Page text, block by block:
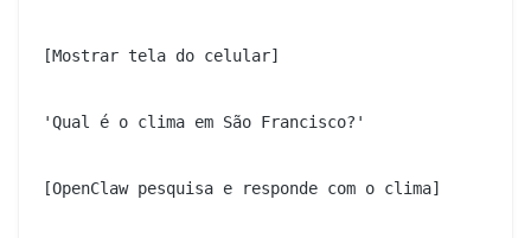
[Mostrar tela do celular]
'Qual é o clima em São Francisco?'
[OpenClaw pesquisa e responde com o clima]